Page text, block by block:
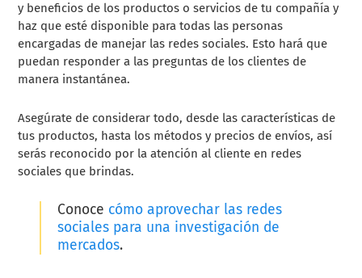
y beneficios de los productos o servicios de tu compañía y
haz que esté disponible para todas las personas
encargadas de manejar las redes sociales. Esto hará que
puedan responder a las preguntas de los clientes de
manera instantánea.
Asegúrate de considerar todo, desde las características de
tus productos, hasta los métodos y precios de envíos, así
serás reconocido por la atención al cliente en redes
sociales que brindas.
Conoce cómo aprovechar las redes
sociales para una investigación de
mercados.